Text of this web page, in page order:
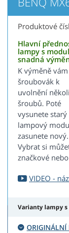
Produktové
Hlavní
lampy s
snadná
K výměně
šroubovák k
uvolnění
šroubů. Poté
vysunete starý
lampový
zasunete nový.
Vybrat si
značkové
VIDEO -
Varianty lampy
ORIGINÁLNÍ